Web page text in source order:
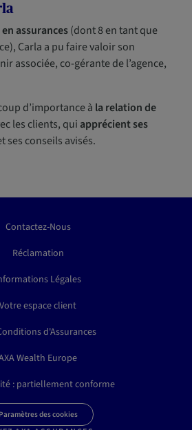
assurances(dont 8 en tant que
Carla a pu faire valoir son
associée, co-gérante de l’agence,
d’importance à la relation de
les clients, qui apprécient ses
ses conseils avisés.
Contactez-Nous
Réclamation
Légales
Votre espace client
d'Assurances
Wealth Europe
: partiellement conforme
Paramètres des cookies